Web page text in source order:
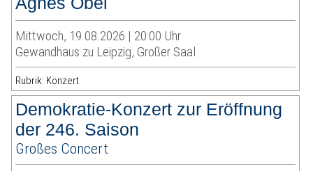
Mittwoch, 19.08.2026 | 20:00 Uhr
Gewandhaus zu Leipzig, Großer Saal
Rubrik: Konzert
Demokratie-Konzert zur Eröffnung
der 246. Saison
Großes Concert